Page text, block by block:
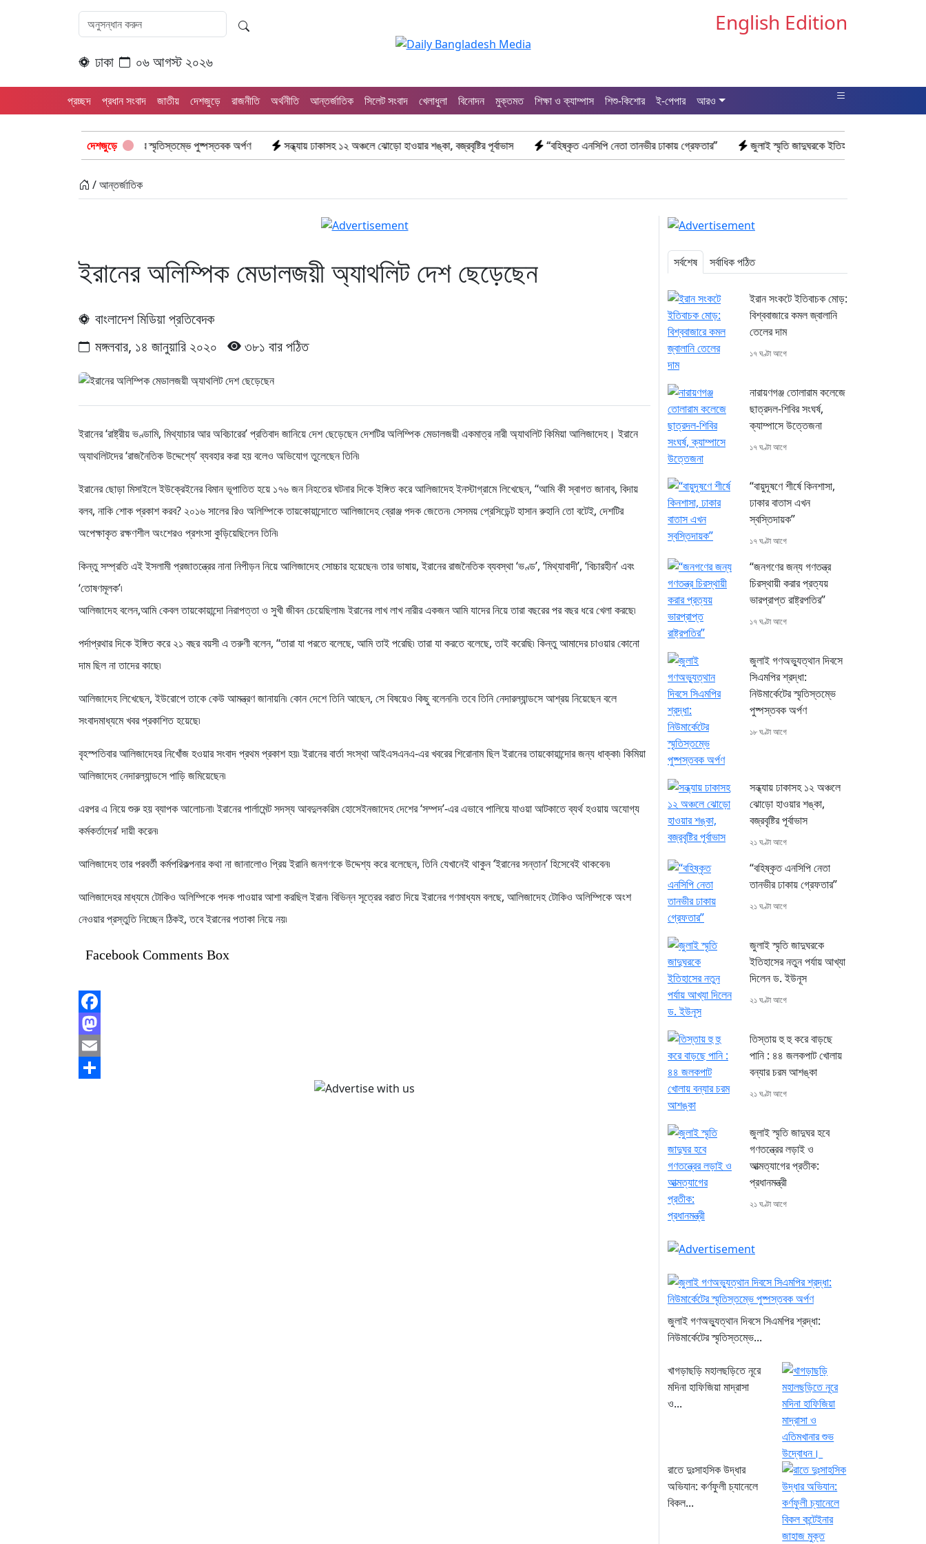
ঢাকা ০৬ আগস্ট ২০২৬
English Edition
প্রচ্ছদ প্রধান সংবাদ জাতীয় দেশজুড়ে রাজনীতি অর্থনীতি আন্তর্জাতিক সিলেট সংবাদ খেলাধুলা বিনোদন মুক্তমত শিক্ষা ও ক্যাম্পাস শিশু-কিশোর ই-পেপার আরও
দেশজুড়ে
শ্রদ্ধা: নিউমার্কেটের স্মৃতিস্তম্ভে পুষ্পস্তবক অর্পণ সন্ধ্যায় ঢাকাসহ ১২ অঞ্চলে ঝোড়ো হাওয়ার শঙ্কা, বজ্রবৃষ্টির পূর্বাভাস “বহিষ্কৃত এনসিপি নেতা তানভীর ঢাকায় গ্রেফতার” জুলাই স্মৃতি জাদুঘরকে ইতিহাসের নতুন পর্যায় আখ্যা দিলেন ড. ইউনূস
/ আন্তর্জাতিক
ইরানের অলিম্পিক মেডালজয়ী অ্যাথলিট দেশ ছেড়েছেন
বাংলাদেশ মিডিয়া প্রতিবেদক
মঙ্গলবার, ১৪ জানুয়ারি ২০২০
৩৮১ বার পঠিত
ইরানের ‘রাষ্ট্রীয় ভণ্ডামি, মিথ্যাচার আর অবিচারের’ প্রতিবাদ জানিয়ে দেশ ছেড়েছেন দেশটির অলিম্পিক মেডালজয়ী একমাত্র নারী অ্যাথলিট কিমিয়া আলিজাদেহ। ইরানে
অ্যাথলিটদের ‘রাজনৈতিক উদ্দেশ্যে’ ব্যবহার করা হয় বলেও অভিযোগ তুলেছেন তিনি৷
ইরানের ছোড়া মিসাইলে ইউক্রেইনের বিমান ভূপাতিত হয়ে ১৭৬ জন নিহতের ঘটনার দিকে ইঙ্গিত করে আলিজাদেহ ইনস্টাগ্রামে লিখেছেন, ‘‘আমি কী স্বাগত জানাব, বিদায়
বলব, নাকি শোক প্রকাশ করব? ২০১৬ সালের রিও অলিম্পিকে তায়কোয়ান্দোতে আলিজাদেহ ব্রোঞ্জ পদক জেতেন৷ সেসময় প্রেসিডেন্ট হাসান রুহানি তো বটেই, দেশটির
অপেক্ষাকৃত রক্ষণশীল অংশেরও প্রশংসা কুড়িয়েছিলেন তিনি৷
কিন্তু সম্প্রতি এই ইসলামী প্রজাতন্ত্রের নানা নিপীড়ন নিয়ে আলিজাদেহ সোচ্চার হয়েছেন৷ তার ভাষায়, ইরানের রাজনৈতিক ব্যবস্থা ‘ভণ্ড’, ‘মিথ্যাবাদী’, ‘বিচারহীন’ এবং
‘তোষণমূলক’৷
আলিজাদেহ বলেন,আমি কেবল তায়কোয়ান্দো নিরাপত্তা ও সুখী জীবন চেয়েছিলাম৷ ইরানের লাখ লাখ নারীর একজন আমি যাদের নিয়ে তারা বছরের পর বছর ধরে খেলা করছে৷
পর্দাপ্রথার দিকে ইঙ্গিত করে ২১ বছর বয়সী এ তরুণী বলেন, ‘‘তারা যা পরতে বলেছে, আমি তাই পরেছি৷ তারা যা করতে বলেছে, তাই করেছি৷ কিন্তু আমাদের চাওয়ার কোনো
দাম ছিল না তাদের কাছে৷
আলিজাদেহ লিখেছেন, ইউরোপে তাকে কেউ আমন্ত্রণ জানায়নি৷ কোন দেশে তিনি আছেন, সে বিষয়েও কিছু বলেননি৷ তবে তিনি নেদারল্যান্ডসে আশ্রয় নিয়েছেন বলে
সংবাদমাধ্যমে খবর প্রকাশিত হয়েছে৷
বৃহস্পতিবার আলিজাদেহর নিখোঁজ হওয়ার সংবাদ প্রথম প্রকাশ হয়৷ ইরানের বার্তা সংস্থা আইএসএনএ-এর খবরের শিরোনাম ছিল ইরানের তায়কোয়ান্দোর জন্য ধাক্কা৷ কিমিয়া
আলিজাদেহ নেদারল্যান্ডসে পাড়ি জমিয়েছেন৷
এরপর এ নিয়ে শুরু হয় ব্যাপক আলোচনা৷ ইরানের পার্লামেন্ট সদস্য আবদুলকরিম হোসেইনজাদেহ দেশের ‘সম্পদ’-এর এভাবে পালিয়ে যাওয়া আটকাতে ব্যর্থ হওয়ায় অযোগ্য
কর্মকর্তাদের’ দায়ী করেন৷
আলিজাদেহ তার পরবর্তী কর্মপরিকল্পনার কথা না জানালোও প্রিয় ইরানি জনগণকে উদ্দেশ্য করে বলেছেন, তিনি যেখানেই থাকুন ‘ইরানের সন্তান’ হিসেবেই থাকবেন৷
আলিজাদেহর মাধ্যমে টোকিও অলিম্পিকে পদক পাওয়ার আশা করছিল ইরান৷ বিভিন্ন সূত্রের বরাত দিয়ে ইরানের গণমাধ্যম বলছে, আলিজাদেহ টোকিও অলিম্পিকে অংশ
নেওয়ার প্রস্তুতি নিচ্ছেন ঠিকই, তবে ইরানের পতাকা নিয়ে নয়৷
Facebook Comments Box
Facebook
Mastodon
Email
সর্বশেষ সর্বাধিক পঠিত
ইরান সংকটে ইতিবাচক মোড়:
বিশ্ববাজারে কমল জ্বালানি
তেলের দাম
১৭ ঘণ্টা আগে
নারায়ণগঞ্জ তোলারাম কলেজে
ছাত্রদল-শিবির সংঘর্ষ,
ক্যাম্পাসে উত্তেজনা
১৭ ঘণ্টা আগে
“বায়ুদূষণে শীর্ষে কিনশাসা,
ঢাকার বাতাস এখন
স্বস্তিদায়ক”
১৭ ঘণ্টা আগে
“জনগণের জন্য গণতন্ত্র
চিরস্থায়ী করার প্রত্যয়
ভারপ্রাপ্ত রাষ্ট্রপতির”
১৭ ঘণ্টা আগে
জুলাই গণঅভ্যুত্থান দিবসে
সিএমপির শ্রদ্ধা:
নিউমার্কেটের স্মৃতিস্তম্ভে
পুষ্পস্তবক অর্পণ
১৮ ঘণ্টা আগে
সন্ধ্যায় ঢাকাসহ ১২ অঞ্চলে
ঝোড়ো হাওয়ার শঙ্কা,
বজ্রবৃষ্টির পূর্বাভাস
২১ ঘণ্টা আগে
“বহিষ্কৃত এনসিপি নেতা
তানভীর ঢাকায় গ্রেফতার”
২১ ঘণ্টা আগে
জুলাই স্মৃতি জাদুঘরকে
ইতিহাসের নতুন পর্যায় আখ্যা
দিলেন ড. ইউনূস
২১ ঘণ্টা আগে
তিস্তায় হু হু করে বাড়ছে
পানি : ৪৪ জলকপাট খোলায়
বন্যার চরম আশঙ্কা
২১ ঘণ্টা আগে
জুলাই স্মৃতি জাদুঘর হবে
গণতন্ত্রের লড়াই ও
আত্মত্যাগের প্রতীক:
প্রধানমন্ত্রী
২১ ঘণ্টা আগে
জুলাই গণঅভ্যুত্থান দিবসে সিএমপির শ্রদ্ধা:
নিউমার্কেটের স্মৃতিস্তম্ভে...
খাগড়াছড়ি মহালছড়িতে নূরে
মদিনা হাফিজিয়া মাদ্রাসা
ও...
রাতে দুঃসাহসিক উদ্ধার
অভিযান: কর্ণফুলী চ্যানেলে
বিকল...